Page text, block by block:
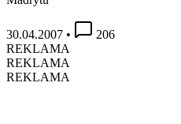
30.04.2007 •
206
REKLAMA
REKLAMA
REKLAMA